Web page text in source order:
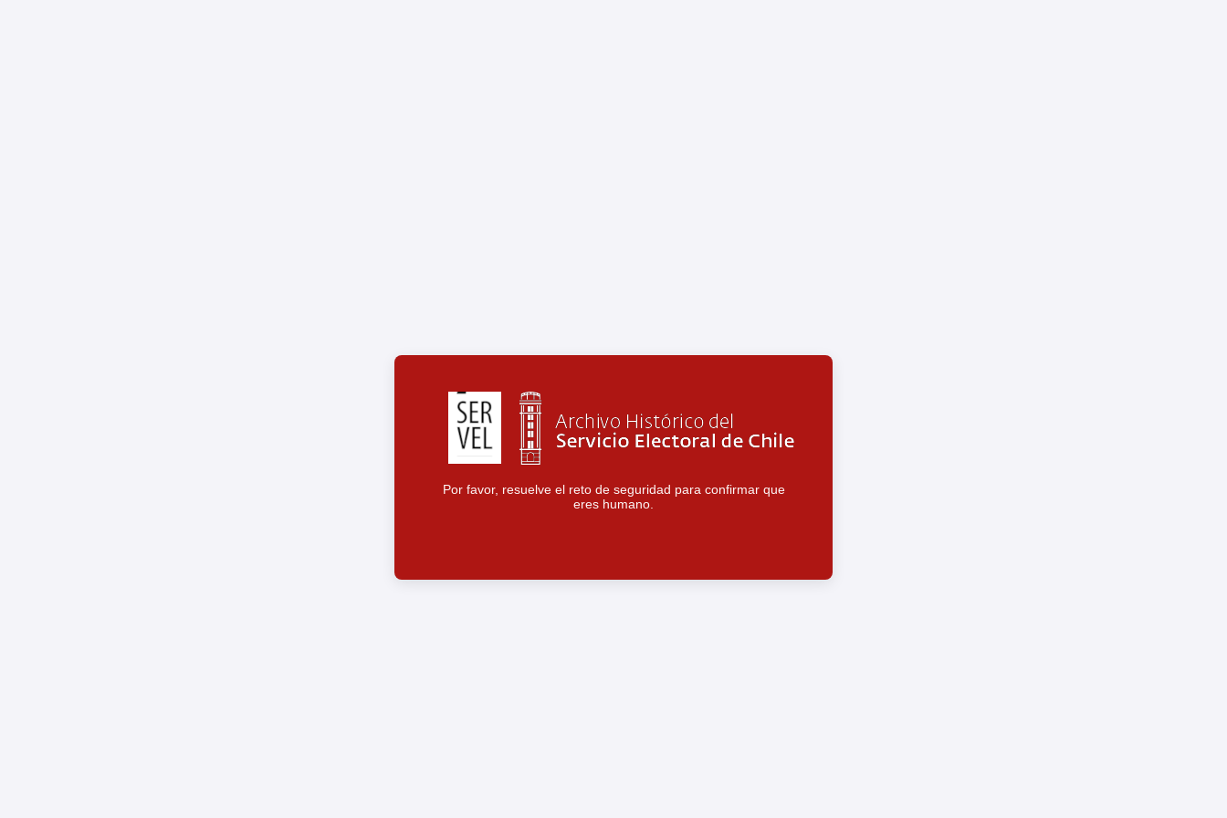
Por favor, resuelve el reto de seguridad para confirmar que
eres humano.